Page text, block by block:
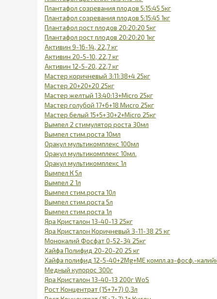
Плантафол созревания плодов 5:15:45 5кг
Плантафол созревания плодов 5:15:45 1кг
Плантафол рост плодов 20:20:20 5кг
Плантафол рост плодов 20:20:20 1кг
Активин 9-16-14, 22,7 кг
Активин 20-5-10, 22,7 кг
Активин 12-5-20, 22,7 кг
Мастер коричневый 3:11:38+4 25кг
Мастер 20+20+20 25кг
Мастер желтый 13:40:13+Micro 25кг
Мастер голубой 17+6+18 Мисrо 25кг
Мастер белый 15+5+30+2+Micro 25кг
Вымпел 2 стимулятор роста 30мл
Вымпел стим.роста 10мл
Оракул мультикомплекс 100мл
Оракул мультикомплекс 10мл.
Оракул мультикомплекс 1л
Вымпел К 5л
Вымпел 2 1л
Вымпел стим.роста 10л
Вымпел стим.роста 5л
Вымпел стим.роста 1л
Яра Кристалон 13-40-13 25кг
Яра Кристалон Коричневый 3-11-38 25 кг
Монокалий Фосфат 0-52-34 25кг
Хайфа Полифид 20-20-20 25 кг
Хайфа полифид 12-5-40+2Mg+ME компл.аз-фосф.-
Медный купорос 300г
Яра Кристалон 13-40-13 200г WoS
Рост Концентрат (15+7+7) 0,3л